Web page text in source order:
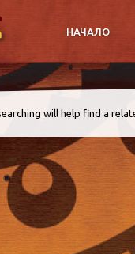
НАЧАЛО
will help find a